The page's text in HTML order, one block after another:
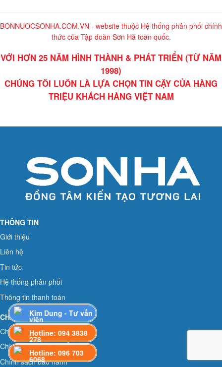
BONNUOCSONHA.COM.VN - website thuộc Hệ thống phân phối chính
thức của Tập đoàn Sơn Hà toàn quốc.
VỚI HƠN 25 NĂM HÌNH THÀNH & PHÁT TRIỂN (TỪ NĂM
1998)
CHÚNG TÔI LUÔN LÀ LỰA CHỌN TIN CẬY CỦA HÀNG
TRIỆU KHÁCH HÀNG VIỆT NAM
THÔNG TIN
Giới thiệu
Liên hệ
Tin tức
Hệ thống phân phối
Thông tin thanh toán
CHÍNH SÁCH
Chương trình hỗ trợ đại lý
Chính sách vận chuyển
Chính sách bảo hành
Kim Dung - Tư vấn
viên
Hotline: 094 3838
278
Hotline: 096 703
6068